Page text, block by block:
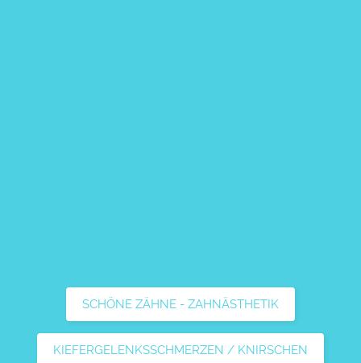
SCHÖNE ZÄHNE - ZAHNÄSTHETIK
KIEFERGELENKSSCHMERZEN / KNIRSCHEN